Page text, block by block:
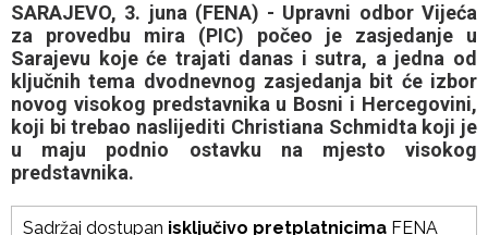
SARAJEVO, 3. juna (FENA) - Upravni odbor Vijeća
za provedbu mira (PIC) počeo je zasjedanje u
Sarajevu koje će trajati danas i sutra, a jedna od
ključnih tema dvodnevnog zasjedanja bit će izbor
novog visokog predstavnika u Bosni i Hercegovini,
koji bi trebao naslijediti Christiana Schmidta koji je
u maju podnio ostavku na mjesto visokog
predstavnika.
Sadržaj dostupan isključivo pretplatnicima FENA